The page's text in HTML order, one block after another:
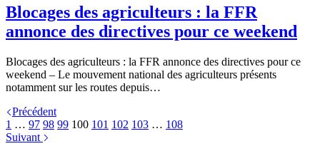
Blocages des agriculteurs : la FFR
annonce des directives pour ce weekend
Blocages des agriculteurs : la FFR annonce des directives pour ce
weekend – Le mouvement national des agriculteurs présents
notamment sur les routes depuis…
Précédent
1 … 97 98 99 100 101 102 103 … 108
Suivant